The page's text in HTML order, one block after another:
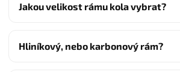
Jakou velikost rámu kola vybrat?
Hliníkový, nebo karbonový rám?